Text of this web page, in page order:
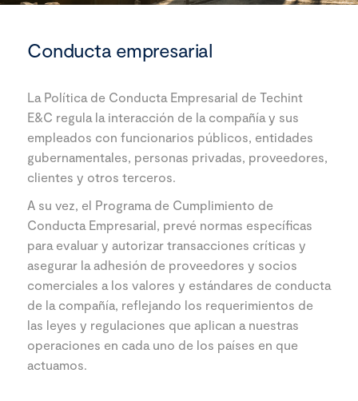
Conducta empresarial
La Política de Conducta Empresarial de Techint
E&C regula la interacción de la compañía y sus
empleados con funcionarios públicos, entidades
gubernamentales, personas privadas, proveedores,
clientes y otros terceros.
A su vez, el Programa de Cumplimiento de
Conducta Empresarial, prevé normas específicas
para evaluar y autorizar transacciones críticas y
asegurar la adhesión de proveedores y socios
comerciales a los valores y estándares de conducta
de la compañía, reflejando los requerimientos de
las leyes y regulaciones que aplican a nuestras
operaciones en cada uno de los países en que
actuamos.